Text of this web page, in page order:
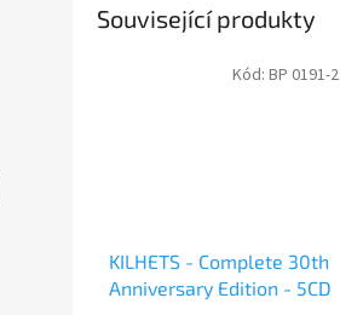
Související produkty
KILHETS - Complete 30th
Anniversary Edition - 5CD
Kód: BP 0191-2